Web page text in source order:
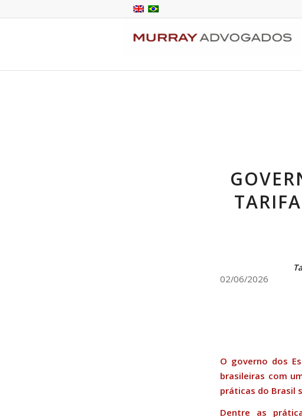
02/06/2026
O governo dos
brasileiras com
práticas do Brasil
Dentre as